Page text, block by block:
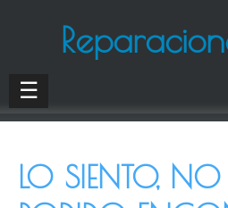
☰
LO SIENTO,